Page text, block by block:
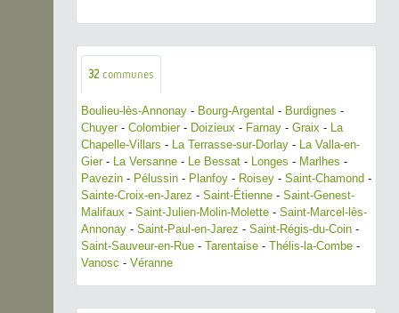
32 communes
Boulieu-lès-Annonay - Bourg-Argental - Burdignes -
Chuyer- Colombier- Doizieux - Farnay - Graix -
La
Chapelle-Villars - La Terrasse-sur-Dorlay -
La Valla-en-
Gier- La Versanne - Le Bessat - Longes - Marlhes -
Pavezin - Pélussin - Planfoy - Roisey - Saint-Chamond -
Sainte-Croix-en-Jarez - Saint-Étienne - Saint-Genest-
Malifaux - Saint-Julien-Molin-Molette - Saint-Marcel-lès-
Annonay - Saint-Paul-en-Jarez - Saint-Régis-du-Coin -
Saint-Sauveur-en-Rue - Tarentaise - Thélis-la-Combe -
Vanosc - Véranne